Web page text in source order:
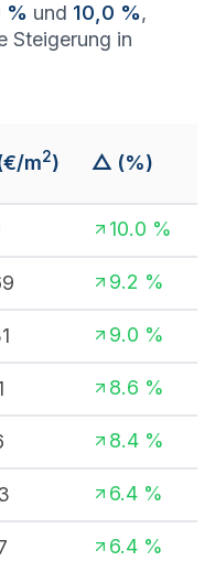
% und 10,0 %,
Steigerung in
m2) △ (%)
10.0 %
9.2 %
9.0 %
8.6 %
8.4 %
6.4 %
6.4 %